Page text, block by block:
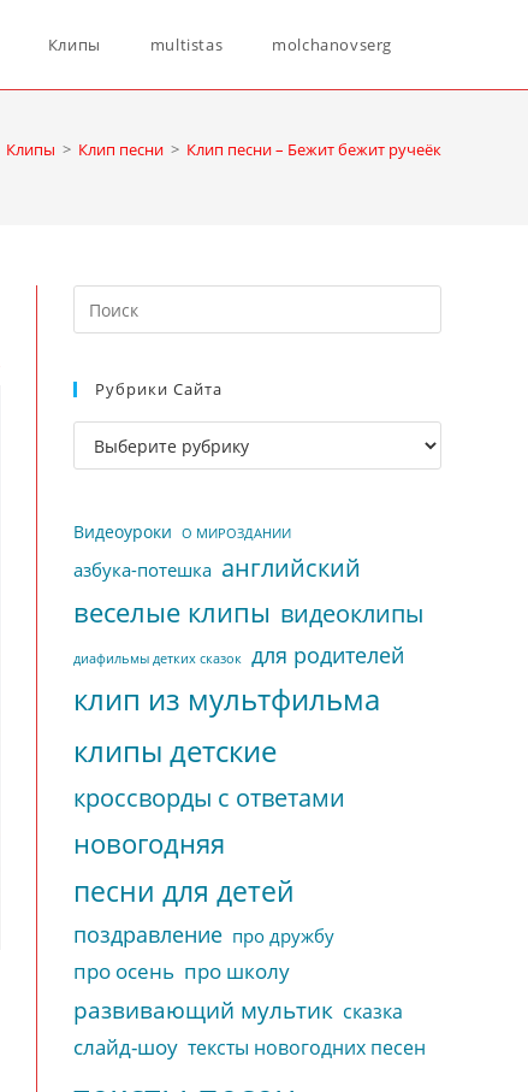
Клипы multistas molchanovserg
Клипы > Клип песни > Клип песни – Бежит бежит ручеёк
клавишу
закрыть
Рубрики Сайта
Рубрики
сайта
Видеоуроки О МИРОЗДАНИИ
азбука-потешка английский
веселые клипы видеоклипы
диафильмы детких сказок для родителей
клип из мультфильма
клипы детские
кроссворды с ответами
новогодняя
песни для детей
поздравление про дружбу
про осень про школу
развивающий мультик сказка
слайд-шоу тексты новогодних песен